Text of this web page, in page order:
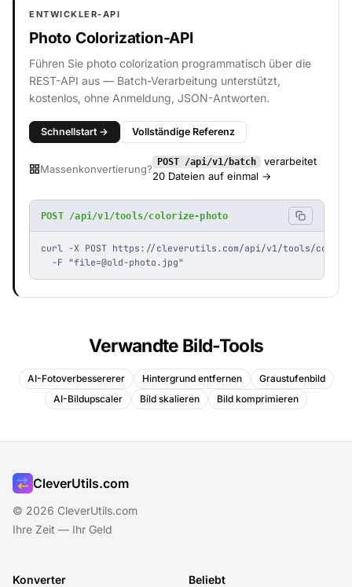
ENTWICKLER-API
Photo Colorization-API
Führen Sie photo colorization programmatisch über die
REST-API aus — Batch-Verarbeitung unterstützt,
kostenlos, ohne Anmeldung, JSON-Antworten.
Schnellstart → Vollständige Referenz
Massenkonvertierung?
POST /api/v1/batch
verarbeitet
20 Dateien auf einmal →
POST /api/v1/tools/colorize-photo
curl -X POST https://cleverutils.com/api/v1/tools/
  -F "
file=@old-photo.jpg"
Verwandte Bild-Tools
AI-Fotoverbessererer Hintergrund entfernen
Graustufenbild
AI-Bildupscaler
Bild skalieren Bild komprimieren
CleverUtils.com
© 2026 CleverUtils.com
Ihre Zeit — Ihr Geld
Konverter Beliebt